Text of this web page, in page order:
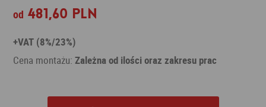
od 481,60 PLN
+VAT (8%/23%)
Cena montażu:Zależna od ilości oraz zakresu prac